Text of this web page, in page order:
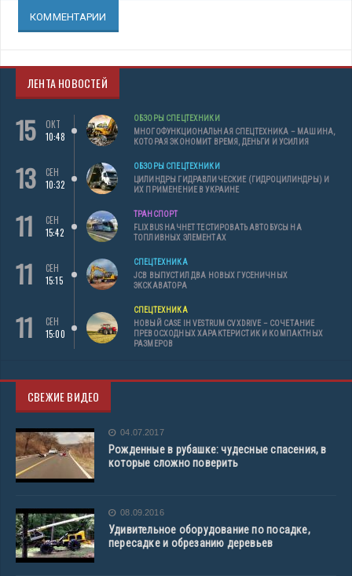
КОММЕНТАРИИ
ЛЕНТА НОВОСТЕЙ
15
ОКТ
10:48
ОБЗОРЫ СПЕЦТЕХНИКИ
МНОГОФУНКЦИОНАЛЬНАЯ СПЕЦТЕХНИКА – МАШИНА,
КОТОРАЯ ЭКОНОМИТ ВРЕМЯ, ДЕНЬГИ И УСИЛИЯ
13
СЕН
10:32
ОБЗОРЫ СПЕЦТЕХНИКИ
ЦИЛИНДРЫ ГИДРАВЛИЧЕСКИЕ (ГИДРОЦИЛИНДРЫ) И
ИХ ПРИМЕНЕНИЕ В УКРАИНЕ
11
СЕН
15:42
ТРАНСПОРТ
FLIXBUS НАЧНЕТ ТЕСТИРОВАТЬ АВТОБУСЫ НА
ТОПЛИВНЫХ ЭЛЕМЕНТАХ
11
СЕН
15:15
СПЕЦТЕХНИКА
JCB ВЫПУСТИЛ ДВА НОВЫХ ГУСЕНИЧНЫХ
ЭКСКАВАТОРА
11
СЕН
15:00
СПЕЦТЕХНИКА
НОВЫЙ CASE IH VESTRUM CVXDRIVE – СОЧЕТАНИЕ
ПРЕВОСХОДНЫХ ХАРАКТЕРИСТИК И КОМПАКТНЫХ
РАЗМЕРОВ
СВЕЖИЕ ВИДЕО
04.07.2017
Рожденные в рубашке: чудесные спасения, в
которые сложно поверить
08.09.2016
Удивительное оборудование по посадке,
пересадке и обрезанию деревьев